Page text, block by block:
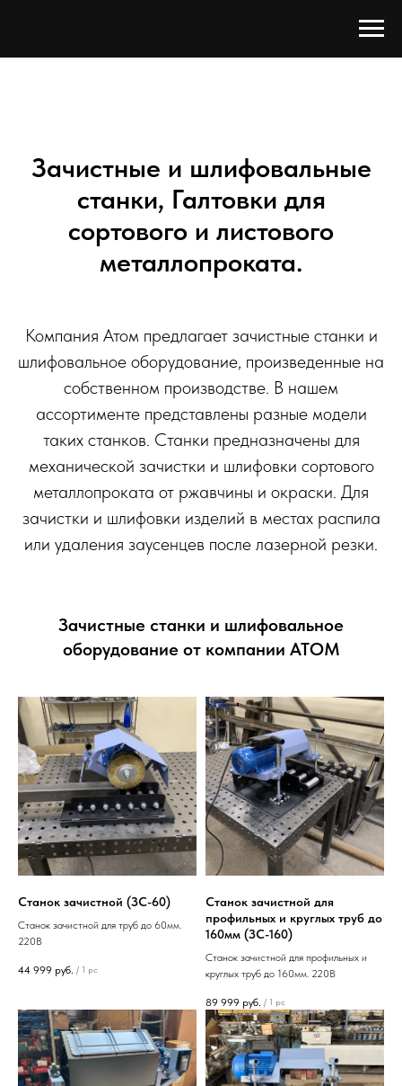
Зачистные и шлифовальные
станки, Галтовки для
сортового и листового
металлопроката.
Компания Атом предлагает зачистные станки и
шлифовальное оборудование, произведенные на
собственном производстве. В нашем
ассортименте представлены разные модели
таких станков. Станки предназначены для
механической зачистки и шлифовки сортового
металлопроката от ржавчины и окраски. Для
зачистки и шлифовки изделий в местах распила
или удаления заусенцев после лазерной резки.
Зачистные станки и шлифовальное
оборудование от компании АТОМ
Станок зачистной (ЗС-60)
Станок зачистной для труб до 60мм.
220В
44 999 руб. / 1 pc
Станок зачистной для
профильных и круглых труб до
160мм (ЗС-160)
Станок зачистной для профильных и
круглых труб до 160мм. 220В
89 999 руб. / 1 pc